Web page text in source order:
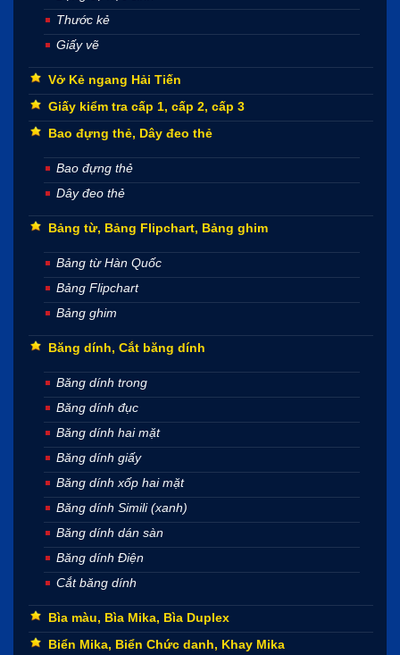
Thước kẻ
Giấy vẽ
Vở Kẻ ngang Hải Tiến
Giấy kiểm tra cấp 1, cấp 2, cấp 3
Bao đựng thẻ, Dây đeo thẻ
Bao đựng thẻ
Dây đeo thẻ
Bảng từ, Bảng Flipchart, Bảng ghim
Bảng từ Hàn Quốc
Bảng Flipchart
Bảng ghim
Băng dính, Cắt băng dính
Băng dính trong
Băng dính đục
Băng dính hai mặt
Băng dính giấy
Băng dính xốp hai mặt
Băng dính Simili (xanh)
Băng dính dán sàn
Băng dính Điện
Cắt băng dính
Bìa màu, Bìa Mika, Bìa Duplex
Biển Mika, Biển Chức danh, Khay Mika